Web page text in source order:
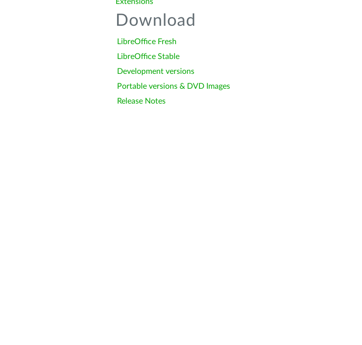
Download
LibreOffice Fresh
LibreOffice Stable
Development versions
Portable versions & DVD Images
Release Notes